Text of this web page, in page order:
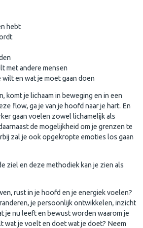
hebt
met andere mensen
en wat je moet gaan doen
komt je lichaam in beweging en in een
flow, ga je van je hoofd naar je hart. En
gaan voelen zowel lichamelijk als
de mogelijkheid om je grenzen te
zal je ook opgekropte emoties los gaan
ziel en deze methodiek kan je zien als
rust in je hoofd en je energiek voelen?
je persoonlijk ontwikkelen, inzicht
je nu leeft en bewust worden waarom je
wat je voelt en doet wat je doet? Neem